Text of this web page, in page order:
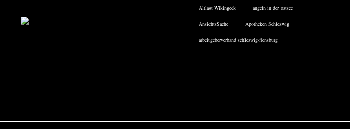
Altlast Wikingeck angeln in der ostsee
AnsichtsSache Apotheken Schleswig
arbeitgeberverband schleswig-flensburg